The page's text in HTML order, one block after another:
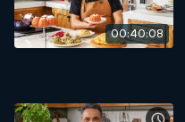
00:40:08